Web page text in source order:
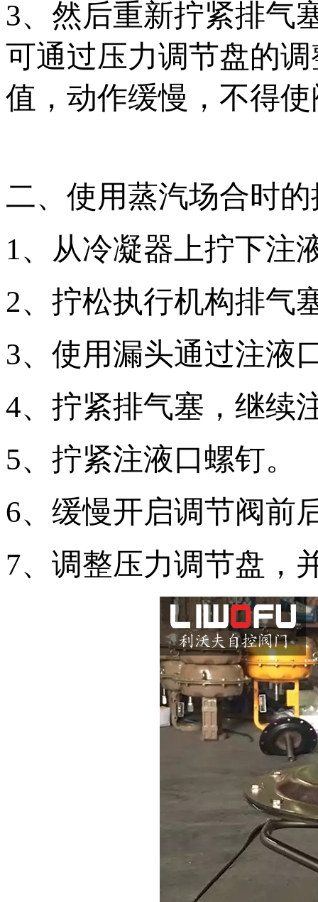
3、然后重新拧紧排气
可通过压力调节盘的
值，动作缓慢，不得
二、使用蒸汽场合时
1、从冷凝器上拧下注
2、拧松执行机构排气
3、使用漏头通过注液
4、拧紧排气塞，继续
5、拧紧注液口螺钉。
6、缓慢开启调节阀前
7、调整压力调节盘，